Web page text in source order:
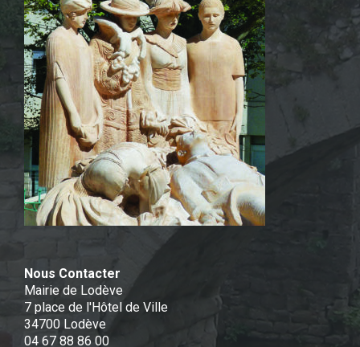
Nous Contacter
Mairie de Lodève
7 place de l'Hôtel de Ville
34700 Lodève
04 67 88 86 00